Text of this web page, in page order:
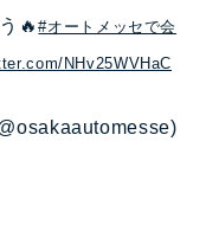
🔥#オートメッセで会
NHv25WVHaC